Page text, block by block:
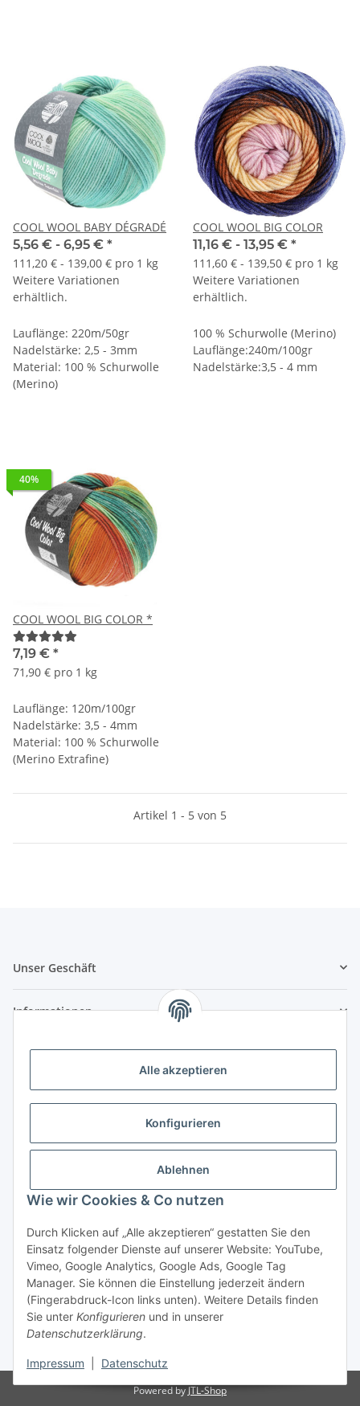
Alle akzeptieren
Konfigurieren
Ablehnen
Wie wir Cookies & Co nutzen
Durch Klicken auf „Alle akzeptieren“ gestatten Sie den
Einsatz folgender Dienste auf unserer Website: YouTube,
Vimeo, Google Analytics, Google Ads, Google Tag
Manager. Sie können die Einstellung jederzeit ändern
(Fingerabdruck-Icon links unten). Weitere Details finden
Sie unter Konfigurieren und in unserer
Datenschutzerklärung.
Impressum Datenschutz
COOL WOOL BABY DÉGRADÉ
5,56 € - 6,95 € *
111,20 € - 139,00 € pro 1 kg
Weitere Variationen
erhältlich.
Lauflänge: 220m/50gr
Nadelstärke: 2,5 - 3mm
Material: 100 % Schurwolle
(Merino)
COOL WOOL BIG COLOR
11,16 € - 13,95 € *
111,60 € - 139,50 € pro 1 kg
Weitere Variationen
erhältlich.
100 % Schurwolle (Merino)
Lauflänge:240m/100gr
Nadelstärke:3,5 - 4 mm
40%
COOL WOOL BIG COLOR *
7,19 € *
71,90 € pro 1 kg
Lauflänge: 120m/100gr
Nadelstärke: 3,5 - 4mm
Material: 100 % Schurwolle
(Merino Extrafine)
Artikel 1 - 5 von 5
Unser Geschäft
Informationen
Zahlungsmöglichkeiten
Vorkasse (per Bank-Überweisung)
PayPal
Kreditkarte
Banklastschrift
Rechnungskauf
Gesetzliche Informationen
Vertrag widerrufen
Powered byJTL-Shop